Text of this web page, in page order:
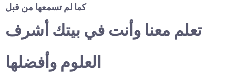
كما لم تسمعها من قبل
تعلم معنا وأنت في بيتك أشرف
العلوم وأفضلها